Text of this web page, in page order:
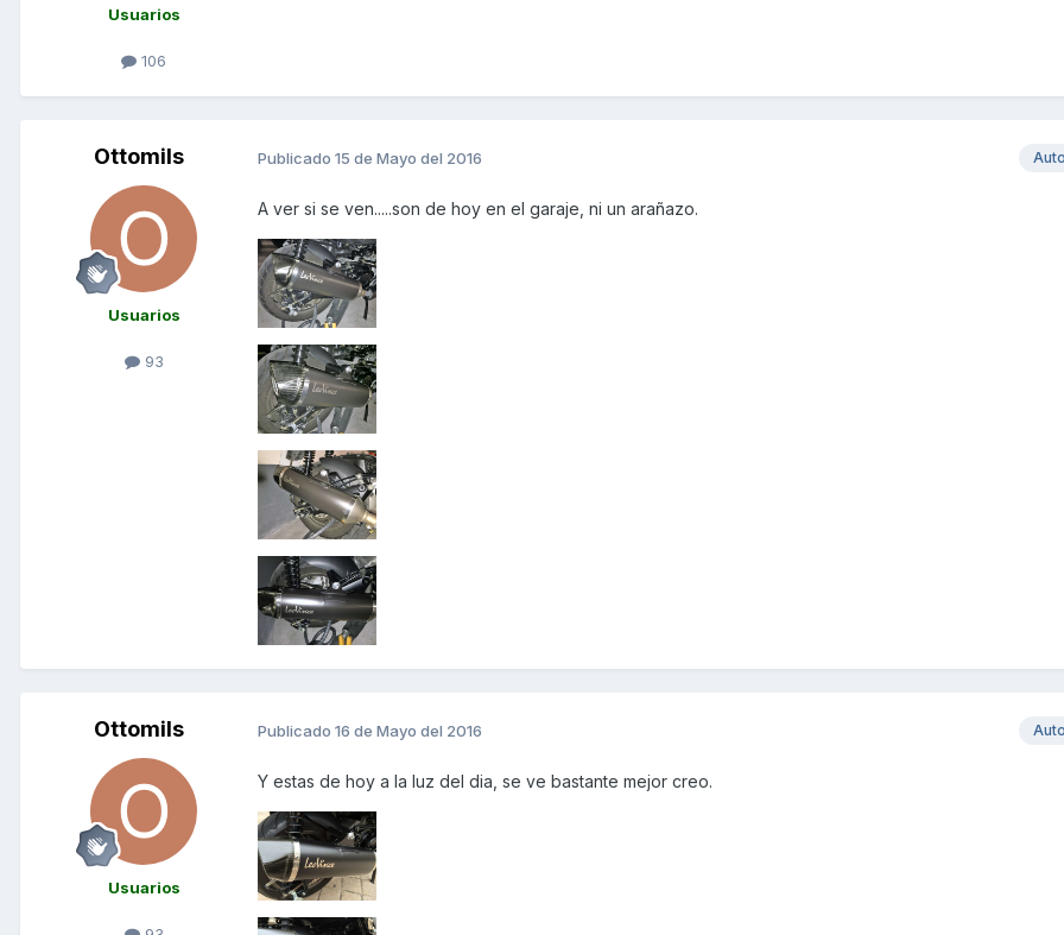
Usuarios
106
Ottomils
Usuarios
93
Publicado 15 de Mayo del 2016
A ver si se ven.....son de hoy en el garaje, ni un arañazo.
Ottomils
Usuarios
Publicado 16 de Mayo del 2016
Y estas de hoy a la luz del dia, se ve bastante mejor creo.